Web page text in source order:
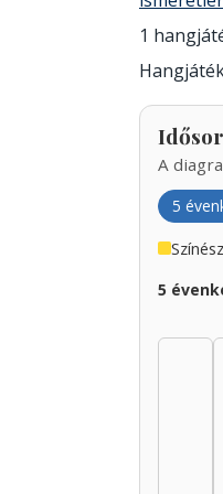
1
A
5
Színész
5